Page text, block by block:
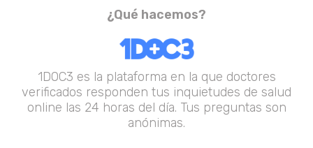
¿Qué hacemos?
1DOC3 es la plataforma en la que doctores
verificados responden tus inquietudes de salud
online las 24 horas del día. Tus preguntas son
anónimas.